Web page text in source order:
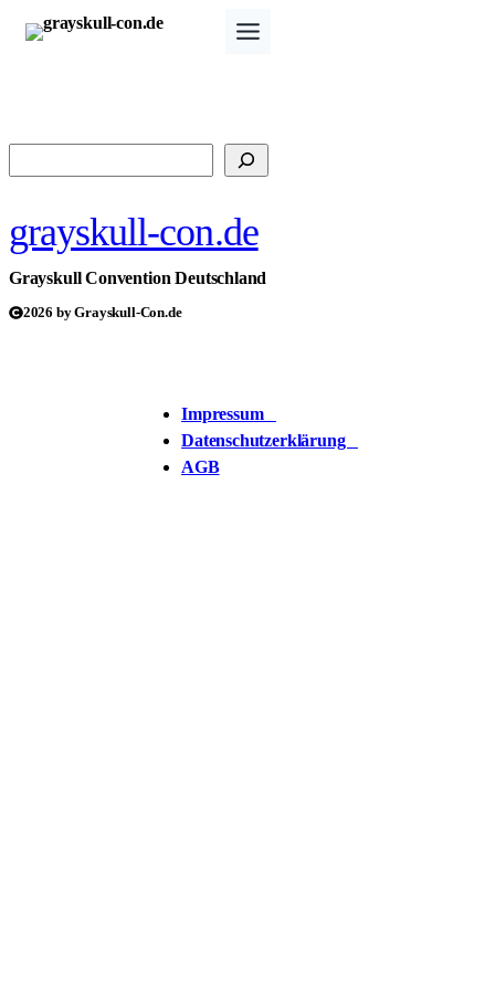
Zum
Inhalt
grayskull-con.de
Grayskull Convention Deutschland
2026 by Grayskull-Con.de
Impressum
Datenschutzerklärung
AGB